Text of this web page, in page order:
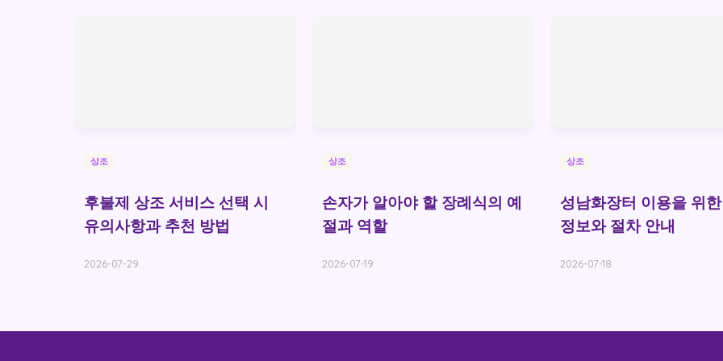
상조
후불제 상조 서비스 선택 시
유의사항과 추천 방법
2026-07-29
상조
손자가 알아야 할 장례식의 예
절과 역할
2026-07-19
상조
성남화장터 이용을 위
정보와 절차 안내
2026-07-18